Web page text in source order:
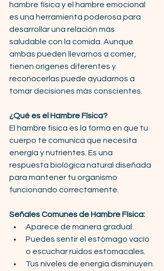
hambre física y el hambre emocional
es una herramienta poderosa para
desarrollar una relación más
saludable con la comida. Aunque
ambas pueden llevarnos a comer,
tienen orígenes diferentes y
reconocerlas puede ayudarnos a
tomar decisiones más conscientes.
¿Qué es el Hambre Física?
El hambre física es la forma en que tu
cuerpo te comunica que necesita
energía y nutrientes. Es una
respuesta biológica natural diseñada
para mantener tu organismo
funcionando correctamente.
Señales Comunes de Hambre Física:
Aparece de manera gradual.
Puedes sentir el estómago vacío
o escuchar ruidos estomacales.
Tus niveles de energía disminuyen.